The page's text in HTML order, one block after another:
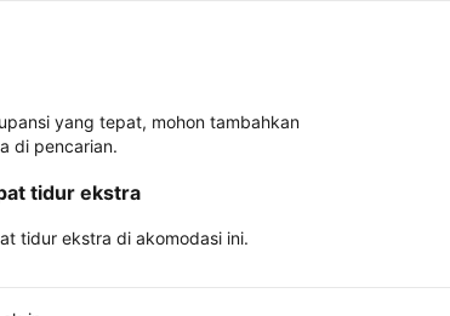
yang tepat, mohon tambahkan
di pencarian.
tidur ekstra
tidur ekstra di akomodasi ini.